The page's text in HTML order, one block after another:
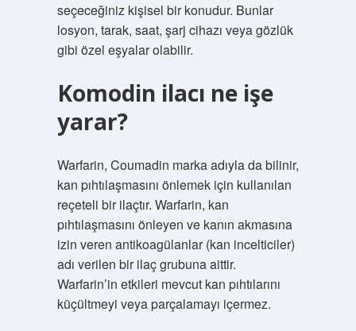
seçeceğiniz kişisel bir konudur. Bunlar
losyon, tarak, saat, şarj cihazı veya gözlük
gibi özel eşyalar olabilir.
Komodin ilacı ne işe
yarar?
Warfarin, Coumadin marka adıyla da bilinir,
kan pıhtılaşmasını önlemek için kullanılan
reçeteli bir ilaçtır. Warfarin, kan
pıhtılaşmasını önleyen ve kanın akmasına
izin veren antikoagülanlar (kan incelticiler)
adı verilen bir ilaç grubuna aittir.
Warfarin’in etkileri mevcut kan pıhtılarını
küçültmeyi veya parçalamayı içermez.